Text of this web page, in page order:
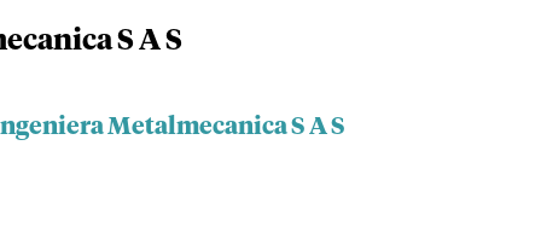
S A S
Metalmecanica S A S